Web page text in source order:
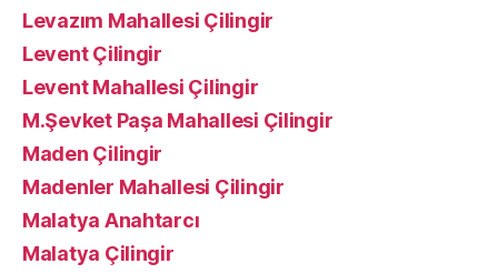
Levazım Mahallesi Çilingir
Levent Çilingir
Levent Mahallesi Çilingir
M.Şevket Paşa Mahallesi Çilingir
Maden Çilingir
Madenler Mahallesi Çilingir
Malatya Anahtarcı
Malatya Çilingir